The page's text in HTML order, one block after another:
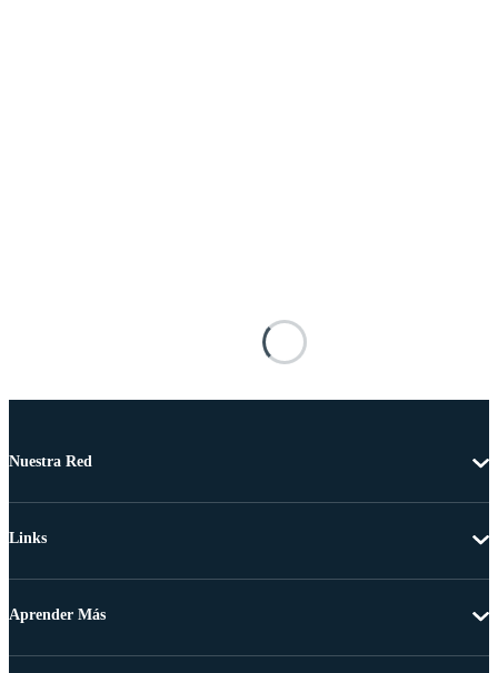
Nuestra Red
Links
Aprender Más